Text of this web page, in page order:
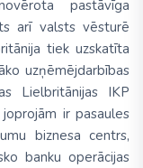
pastāvīga
arī valsts vēsturē
tiek uzskatīta
uzņēmējdarbības
Lielbritānijas IKP
ir pasaules
biznesa centrs,
banku operācijas